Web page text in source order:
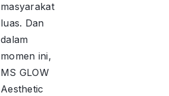
masyarakat
luas. Dan
dalam
momen ini,
MS GLOW
Aesthetic